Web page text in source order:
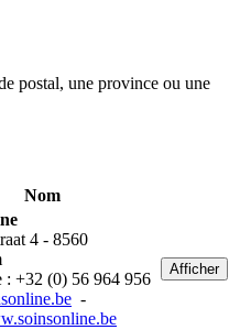
postal, une province ou une
Nom
4 - 8560
: +32 (0) 56 964 956
-
Afficher